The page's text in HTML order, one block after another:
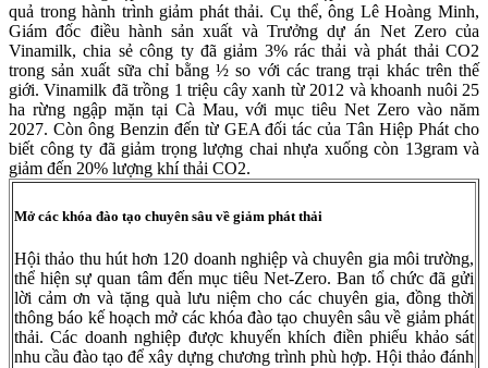
quả trong hành trình giảm phát thải. Cụ thể, ông Lê Hoàng Minh,
Giám đốc điều hành sản xuất và Trưởng dự án Net Zero của
Vinamilk, chia sẻ công ty đã giảm 3% rác thải và phát thải CO2
trong sản xuất sữa chỉ bằng ½ so với các trang trại khác trên thế
giới. Vinamilk đã trồng 1 triệu cây xanh từ 2012 và khoanh nuôi 25
ha rừng ngập mặn tại Cà Mau, với mục tiêu Net Zero vào năm
2027. Còn ông Benzin đến từ GEA đối tác của Tân Hiệp Phát cho
biết công ty đã giảm trọng lượng chai nhựa xuống còn 13gram và
giảm đến 20% lượng khí thải CO2.
Mở các khóa đào tạo chuyên sâu về giảm phát thải
Hội thảo thu hút hơn 120 doanh nghiệp và chuyên gia môi trường,
thể hiện sự quan tâm đến mục tiêu Net-Zero. Ban tổ chức đã gửi
lời cảm ơn và tặng quà lưu niệm cho các chuyên gia, đồng thời
thông báo kế hoạch mở các khóa đào tạo chuyên sâu về giảm phát
thải. Các doanh nghiệp được khuyến khích điền phiếu khảo sát
nhu cầu đào tạo để xây dựng chương trình phù hợp. Hội thảo đánh